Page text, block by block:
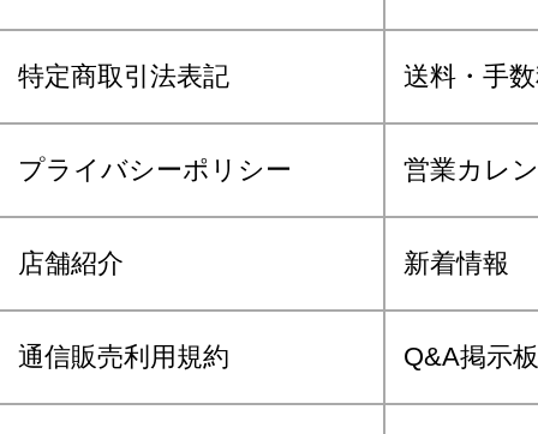
特定商取引法表記 送料・手
プライバシーポリシー 営業カレ
店舗紹介 新着情報
通信販売利用規約 Q&A掲示板